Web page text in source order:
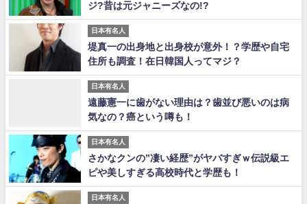
ジ?昔は元ジャニーズなの!?
日本有名人
堤真一の出身地と出身校が意外！？学歴や自宅
住所も調査！在日韓国人ってマジ？
日本有名人
遠藤憲一に歯がない理由は？歯並び悪いのは病
気なの？癌という噂も！
日本有名人
さかなクンの”凄い経歴”がヤバすぎｗ伝説級エ
ピや美しすぎる高校時代と学歴も！
日本有名人